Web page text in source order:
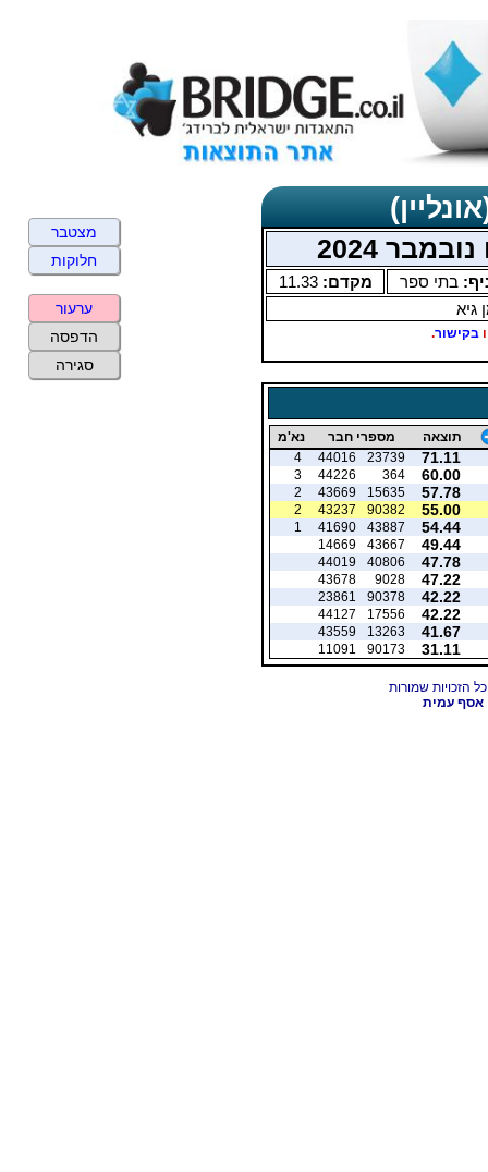
2024
בתי ספר מקדם:11.33
גיא
בקישור.
תוצאה מספרי חבר נא'מ
71.11
23739
44016
4
60.00
364
44226
3
57.78
15635
43669
2
55.00
90382
43237
2
54.44
43887
41690
1
49.44
43667
14669
47.78
40806
44019
47.22
9028
43678
42.22
90378
23861
42.22
17556
44127
41.67
13263
43559
31.11
90173
11091
אסף עמית
מצטבר
חלוקות
ערעור
הדפסה
סגירה